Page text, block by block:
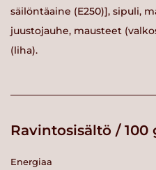
säilöntäaine (E250)], sipuli,
juustojauhe, mausteet
(liha).
Ravintosisältö / 100
Energiaa